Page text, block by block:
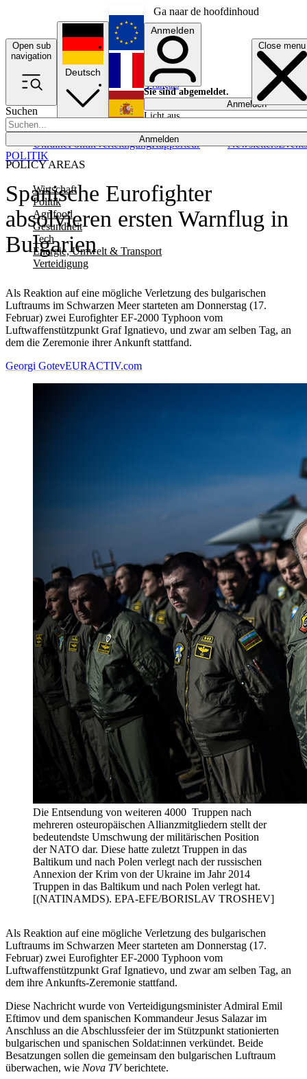
Ga naar de hoofdinhoud
Open sub
navigation
Close menu
Suchen
Anmelden
POLICY AREAS
Wirtschaft
Politik
Agrifood
Gesundheit
Tech
Energie, Umwelt & Transport
Verteidigung
UkrainePolitikVerteidigungRapporteur NewslettersEvents
Deutsch
English
Français
Anmelden
Sie sind abgemeldet.
Anmelden
Licht aus
Spanische Eurofighter
absolvieren ersten Warnflug in
Bulgarien
Als Reaktion auf eine mögliche Verletzung des bulgarischen
Luftraums im Schwarzen Meer starteten am Donnerstag (17.
Februar) zwei Eurofighter EF-2000 Typhoon vom
Luftwaffenstützpunkt Graf Ignatievo, und zwar am selben Tag, an
dem die Zeremonie ihrer Ankunft stattfand.
POLITIK
Georgi GotevEURACTIV.com
Die Entsendung von weiteren 4000 Truppen nach
mehreren osteuropäischen Allianzmitgliedern stellt der
bedeutendste Umschwung der militärischen Position
der NATO dar. Diese hatte zuletzt Truppen in das
Baltikum und nach Polen verlegt nach der russischen
Annexion der Krim von der Ukraine im Jahr 2014
Truppen in das Baltikum und nach Polen verlegt hat.
[(NATINAMDS). EPA-EFE/BORISLAV TROSHEV]
Als Reaktion auf eine mögliche Verletzung des bulgarischen
Luftraums im Schwarzen Meer starteten am Donnerstag (17.
Februar) zwei Eurofighter EF-2000 Typhoon vom
Luftwaffenstützpunkt Graf Ignatievo, und zwar am selben Tag, an
dem ihre Ankunfts-Zeremonie stattfand.
Diese Nachricht wurde von Verteidigungsminister Admiral Emil
Eftimov und dem spanischen Kommandeur Jesus Salazar im
Anschluss an die Abschlussfeier der im Stützpunkt stationierten
bulgarischen und spanischen Soldat:innen verkündet. Beide
Besatzungen sollen die gemeinsam den bulgarischen Luftraum
überwachen, wie Nova TVberichtete.